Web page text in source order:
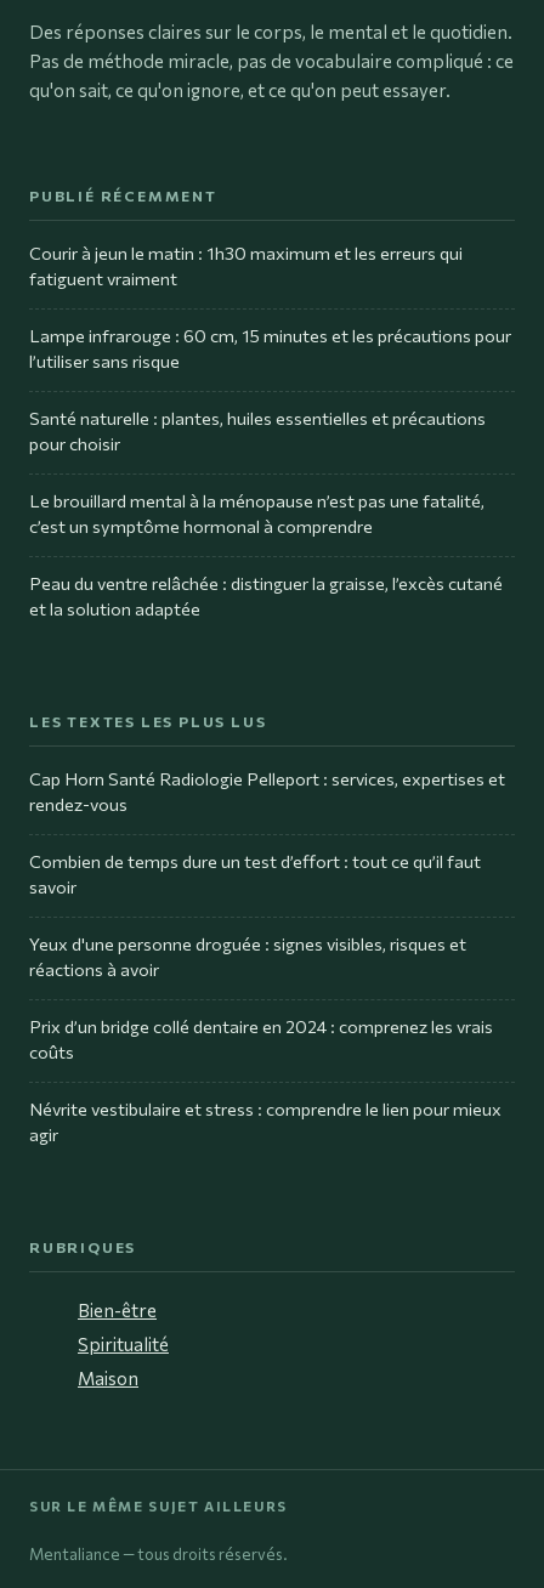
Des réponses claires sur le corps, le mental et le quotidien.
Pas de méthode miracle, pas de vocabulaire compliqué : ce
qu'on sait, ce qu'on ignore, et ce qu'on peut essayer.
PUBLIÉ RÉCEMMENT
Courir à jeun le matin : 1h30 maximum et les erreurs qui
fatiguent vraiment
Lampe infrarouge : 60 cm, 15 minutes et les précautions pour
l’utiliser sans risque
Santé naturelle : plantes, huiles essentielles et précautions
pour choisir
Le brouillard mental à la ménopause n’est pas une fatalité,
c’est un symptôme hormonal à comprendre
Peau du ventre relâchée : distinguer la graisse, l’excès cutané
et la solution adaptée
LES TEXTES LES PLUS LUS
Cap Horn Santé Radiologie Pelleport : services, expertises et
rendez-vous
Combien de temps dure un test d’effort : tout ce qu’il faut
savoir
Yeux d'une personne droguée : signes visibles, risques et
réactions à avoir
Prix d’un bridge collé dentaire en 2024 : comprenez les vrais
coûts
Névrite vestibulaire et stress : comprendre le lien pour mieux
agir
RUBRIQUES
Bien-être
Spiritualité
Maison
SUR LE MÊME SUJET AILLEURS
Mentaliance — tous droits réservés.